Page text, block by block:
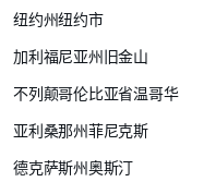
纽约州纽约市
加利福尼亚州旧金山
不列颠哥伦比亚省温哥华
亚利桑那州菲尼克斯
德克萨斯州奥斯汀